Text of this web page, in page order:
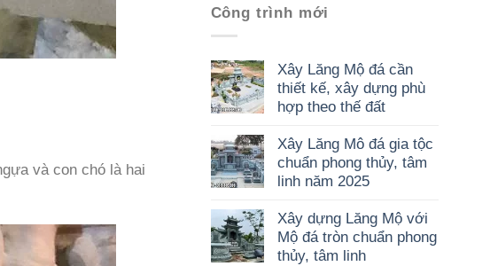
và con chó là hai
Công trình mới
Xây Lăng Mộ đá cần
thiết kế, xây dựng phù
hợp theo thế đất
Xây Lăng Mô đá gia tộc
chuẩn phong thủy, tâm
linh năm 2025
Xây dựng Lăng Mộ với
Mộ đá tròn chuẩn phong
thủy, tâm linh